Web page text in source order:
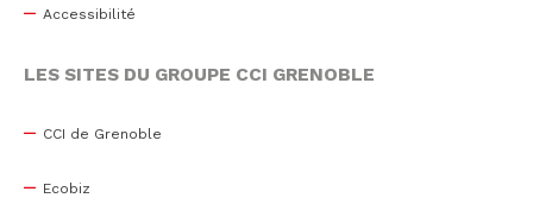
Accessibilité
LES SITES DU GROUPE CCI GRENOBLE
CCI de Grenoble
Ecobiz